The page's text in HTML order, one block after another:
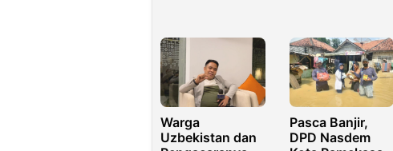
Supiturang
Bantuan
Lengkap bagi
Korban Erupsi
Lewotobi
Warga
Uzbekistan dan
Pasca Banjir,
DPD Nasdem